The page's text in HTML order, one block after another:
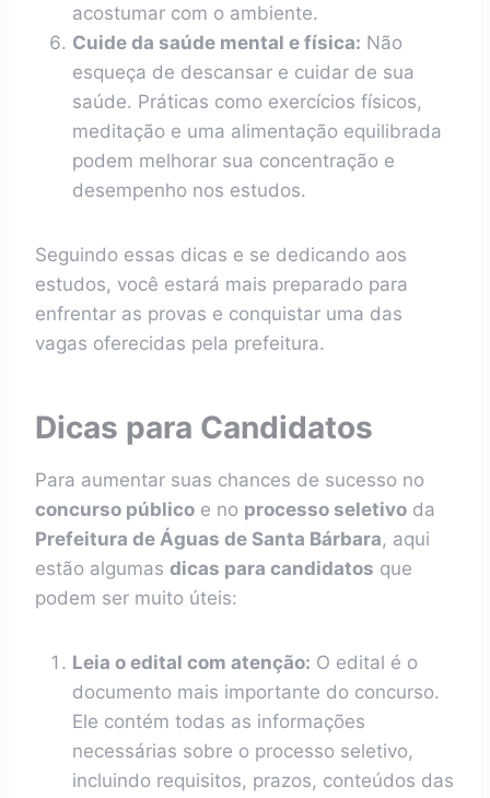
acostumar com o ambiente.
Cuide da saúde mental e física: Não
esqueça de descansar e cuidar de sua
saúde. Práticas como exercícios físicos,
meditação e uma alimentação equilibrada
podem melhorar sua concentração e
desempenho nos estudos.
Seguindo essas dicas e se dedicando aos
estudos, você estará mais preparado para
enfrentar as provas e conquistar uma das
vagas oferecidas pela prefeitura.
Dicas para Candidatos
Para aumentar suas chances de sucesso no
concurso público e no processo seletivo da
Prefeitura de Águas de Santa Bárbara, aqui
estão algumas dicas para candidatos que
podem ser muito úteis:
Leia o edital com atenção: O edital é o
documento mais importante do concurso.
Ele contém todas as informações
necessárias sobre o processo seletivo,
incluindo requisitos, prazos, conteúdos das